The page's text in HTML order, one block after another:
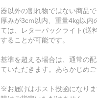
器以外の割れ物ではない商品
厚みが3cm以内、重量4kg以内
ては、レターパックライト(送
することが可能です。
基準を超える場合は、通常の
ていただきます。あらかじめご
※お届けはポスト投函になり